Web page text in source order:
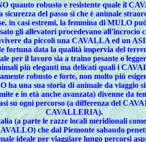
quanto robusto e resistente quale il
del passo sì che è animale
in casi estremi, la femmina di MULO
gli allevatori procedevano all'incrocio
da piccoli una CAVALLA ed un
data la qualità impervia del
per il lavoro sia a traino pesante o
più eleganti ma delicati quali i
robusto e forte, non molto più
ha una sua storia di animale da viaggio
e in età anche avanzata)
su ogni percorso (a differenza del
CAVALLERIA).
parte le razze locali meridionali
che dal Piemonte sabaudo
ideale per viaggiare lungo percorsi